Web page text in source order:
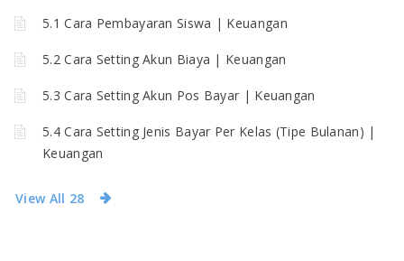
5.1 Cara Pembayaran Siswa | Keuangan
5.2 Cara Setting Akun Biaya | Keuangan
5.3 Cara Setting Akun Pos Bayar | Keuangan
5.4 Cara Setting Jenis Bayar Per Kelas (Tipe Bulanan) |
Keuangan
View All 28